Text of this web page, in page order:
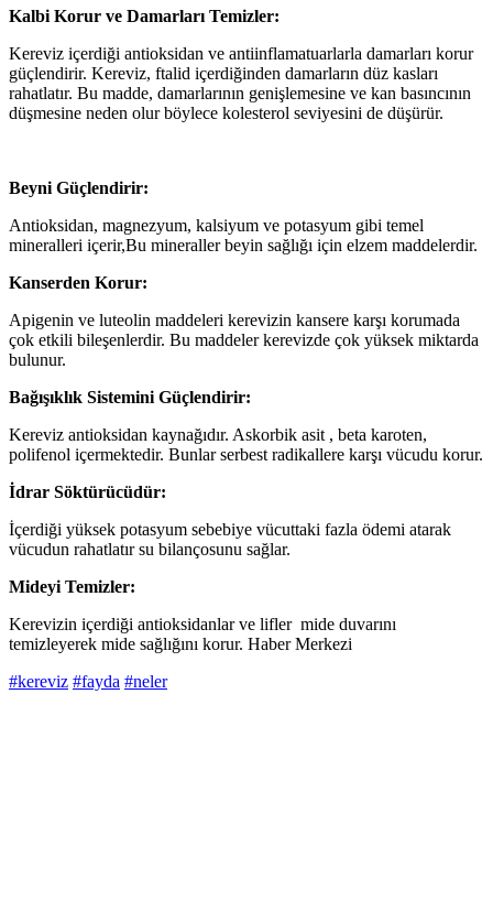
Kalbi Korur ve Damarları Temizler:
Kereviz içerdiği antioksidan ve antiinflamatuarlarla damarları korur
güçlendirir. Kereviz, ftalid içerdiğinden damarların düz kasları
rahatlatır. Bu madde, damarlarının genişlemesine ve kan basıncının
düşmesine neden olur böylece kolesterol seviyesini de düşürür.
Beyni Güçlendirir:
Antioksidan, magnezyum, kalsiyum ve potasyum gibi temel
mineralleri içerir,Bu mineraller beyin sağlığı için elzem maddelerdir.
Kanserden Korur:
Apigenin ve luteolin maddeleri kerevizin kansere karşı korumada
çok etkili bileşenlerdir. Bu maddeler kerevizde çok yüksek miktarda
bulunur.
Bağışıklık Sistemini Güçlendirir:
Kereviz antioksidan kaynağıdır. Askorbik asit , beta karoten,
polifenol içermektedir. Bunlar serbest radikallere karşı vücudu korur.
İdrar Söktürücüdür:
İçerdiği yüksek potasyum sebebiye vücuttaki fazla ödemi atarak
vücudun rahatlatır su bilançosunu sağlar.
Mideyi Temizler:
Kerevizin içerdiği antioksidanlar ve lifler mide duvarını
temizleyerek mide sağlığını korur. Haber Merkezi
#kereviz #fayda #neler